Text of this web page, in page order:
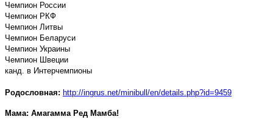
Чемпион России
Чемпион РКФ
Чемпион Литвы
Чемпион Беларуси
Чемпион Украины
Чемпион Швеции
канд. в Интерчемпионы
Родословная: http://ingrus.net/minibull/en/details.php?id=9459
Мама: Амагамма Ред Мамба!